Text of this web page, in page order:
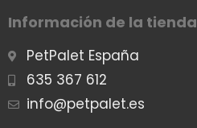
Información de la tienda
PetPalet España
635 367 612
info@petpalet.es